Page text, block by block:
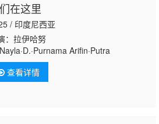
在这里
/ 印度尼西亚
：拉伊哈努
Arifin·Putra
查看详情